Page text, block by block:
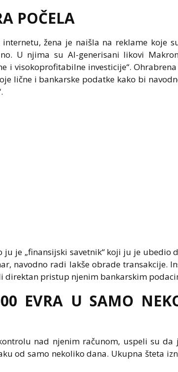
POČELA
žena je naišla na reklame koje
U njima su AI-generisani likovi
i visokoprofitabilne investicije“.
lične i bankarske podatke kako bi
ju je „finansijski savetnik“ koji ju je ubedio
navodno radi lakše obrade transakcije.
direktan pristup njenim bankarskim
EVRA U SAMO
nad njenim računom, uspeli su da
od samo nekoliko dana. Ukupna šteta